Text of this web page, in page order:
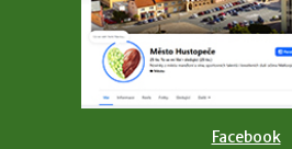
Facebook